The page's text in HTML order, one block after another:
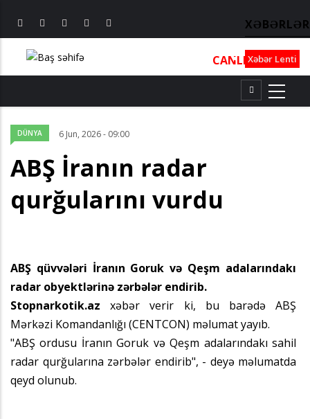
XƏBƏRLƏR
Xəbər Lenti
CANLI┃TV┃FM
DÜNYA 6 Jun, 2026 - 09:00
ABŞ İranın radar
qurğularını vurdu
ABŞ qüvvələri İranın Goruk və Qeşm adalarındakı
radar obyektlərinə zərbələr endirib.
Stopnarkotik.azxəbər verir ki, bu barədə ABŞ
Mərkəzi Komandanlığı (CENTCON) məlumat yayıb.
"ABŞ ordusu İranın Goruk və Qeşm adalarındakı sahil
radar qurğularına zərbələr endirib", - deyə məlumatda
qeyd olunub.